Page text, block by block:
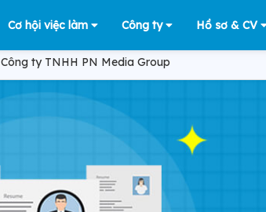
Cơ hội việc làm Công ty Hồ sơ & CV
Công ty TNHH PN Media Group